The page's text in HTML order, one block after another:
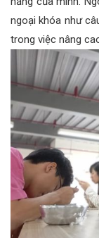
ngoại khóa như
trong việc nâng